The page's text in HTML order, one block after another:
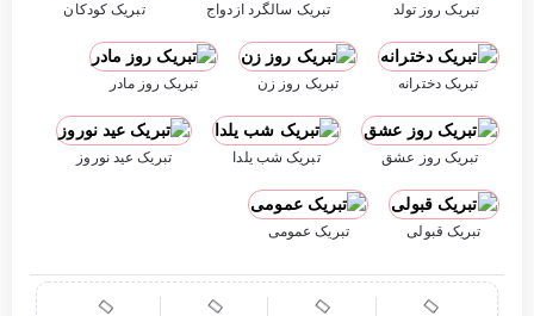
تبریک روز تولد تبریک سالگرد ازدواج تبریک کودکان
تبریک دخترانه تبریک روز زن تبریک روز مادر
تبریک روز عشق تبریک شب یلدا تبریک عید نوروز
تبریک قبولی تبریک عمومی